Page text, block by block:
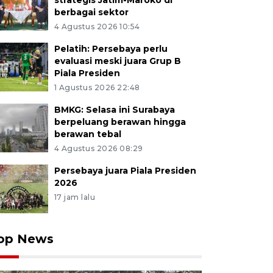
berbagai sektor
4 Agustus 2026 10:54
Pelatih: Persebaya perlu
evaluasi meski juara Grup B
Piala Presiden
1 Agustus 2026 22:48
BMKG: Selasa ini Surabaya
berpeluang berawan hingga
berawan tebal
4 Agustus 2026 08:29
Persebaya juara Piala Presiden
2026
17 jam lalu
News